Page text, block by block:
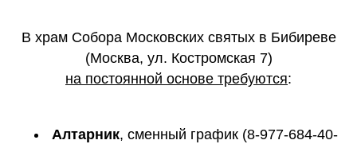
В храм Собора Московских святых в Бибиреве
(Москва, ул. Костромская 7)
на постоянной основе требуются:
Алтарник, сменный график (8-977-684-40-